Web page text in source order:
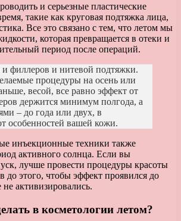
и серьезные пластические
такие как круговая подтяжка лица,
Все это связано с тем, что летом мы
которая превращается в отеки и
период после операций.
и филлеров и нитевой подтяжки.
процедуры на осень или
весой, все равно эффект от
держится минимум полгода, а
– до года или двух, в
особенностей вашей кожи.
инъекционные техники также
активного солнца. Если вы
лучше провести процедуры красоты
до этого, чтобы эффект проявился до
активизировались.
в косметологии летом?